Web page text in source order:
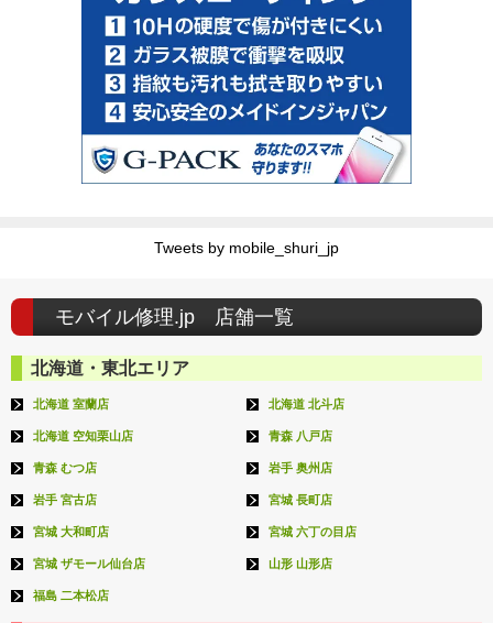
Tweets by mobile_shuri_jp
モバイル修理.jp 店舗一覧
北海道・東北エリア
北海道 室蘭店 北海道 北斗店
北海道 空知栗山店 青森 八戸店
青森 むつ店 岩手 奥州店
岩手 宮古店 宮城 長町店
宮城 大和町店 宮城 六丁の目店
宮城 ザモール仙台店 山形 山形店
福島 二本松店